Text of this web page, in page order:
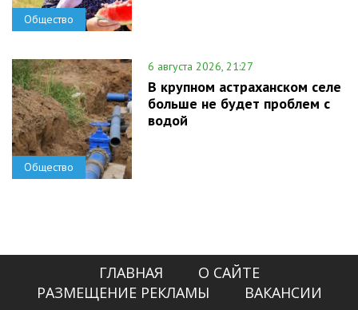
Общество
Общество
6 августа 2026, 21:27
В крупном астраханском селе
больше не будет проблем с
водой
ГЛАВНАЯ
О САЙТЕ
РАЗМЕЩЕНИЕ РЕКЛАМЫ
ВАКАНСИИ